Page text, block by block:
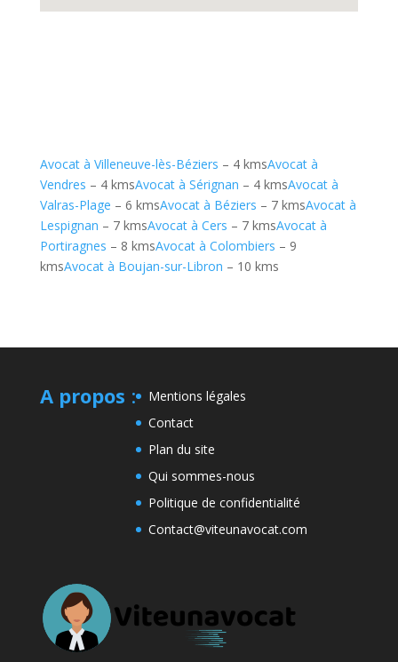
Avocat à Villeneuve-lès-Béziers – 4 kmsAvocat à
Vendres – 4 kmsAvocat à Sérignan – 4 kmsAvocat à
Valras-Plage – 6 kmsAvocat à Béziers – 7 kmsAvocat à
Lespignan – 7 kmsAvocat à Cers – 7 kmsAvocat à
Portiragnes – 8 kmsAvocat à Colombiers – 9
kmsAvocat à Boujan-sur-Libron – 10 kms
A propos :
Mentions légales
Contact
Plan du site
Qui sommes-nous
Politique de confidentialité
Contact@viteunavocat.com